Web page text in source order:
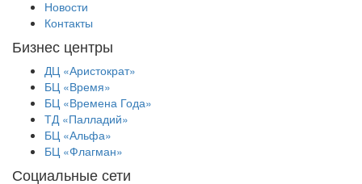
Новости
Контакты
Бизнес центры
ДЦ «Аристократ»
БЦ «Время»
БЦ «Времена Года»
ТД «Палладий»
БЦ «Альфа»
БЦ «Флагман»
Социальные сети